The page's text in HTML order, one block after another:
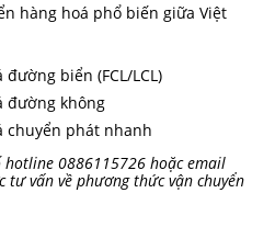
hàng hoá phổ biến giữa Việt
biển (FCL/LCL)
đường không
chuyển phát nhanh
hotline 0886115726 hoặc email
tư vấn về phương thức vận chuyển